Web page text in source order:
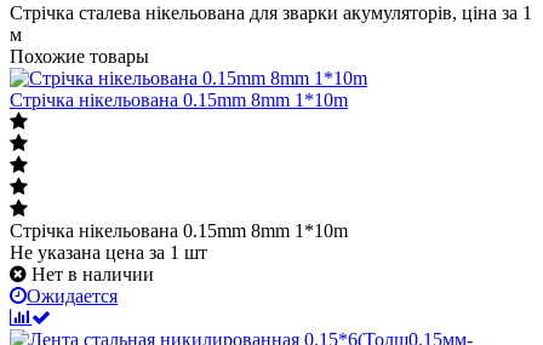
Стрічка сталева нікельована для зварки акумуляторів, ціна за 1
м
Похожие товары
Стрічка нікельована 0.15mm 8mm 1*10m
Стрічка нікельована 0.15mm 8mm 1*10m
Не указана цена за 1 шт
Нет в наличии
Ожидается